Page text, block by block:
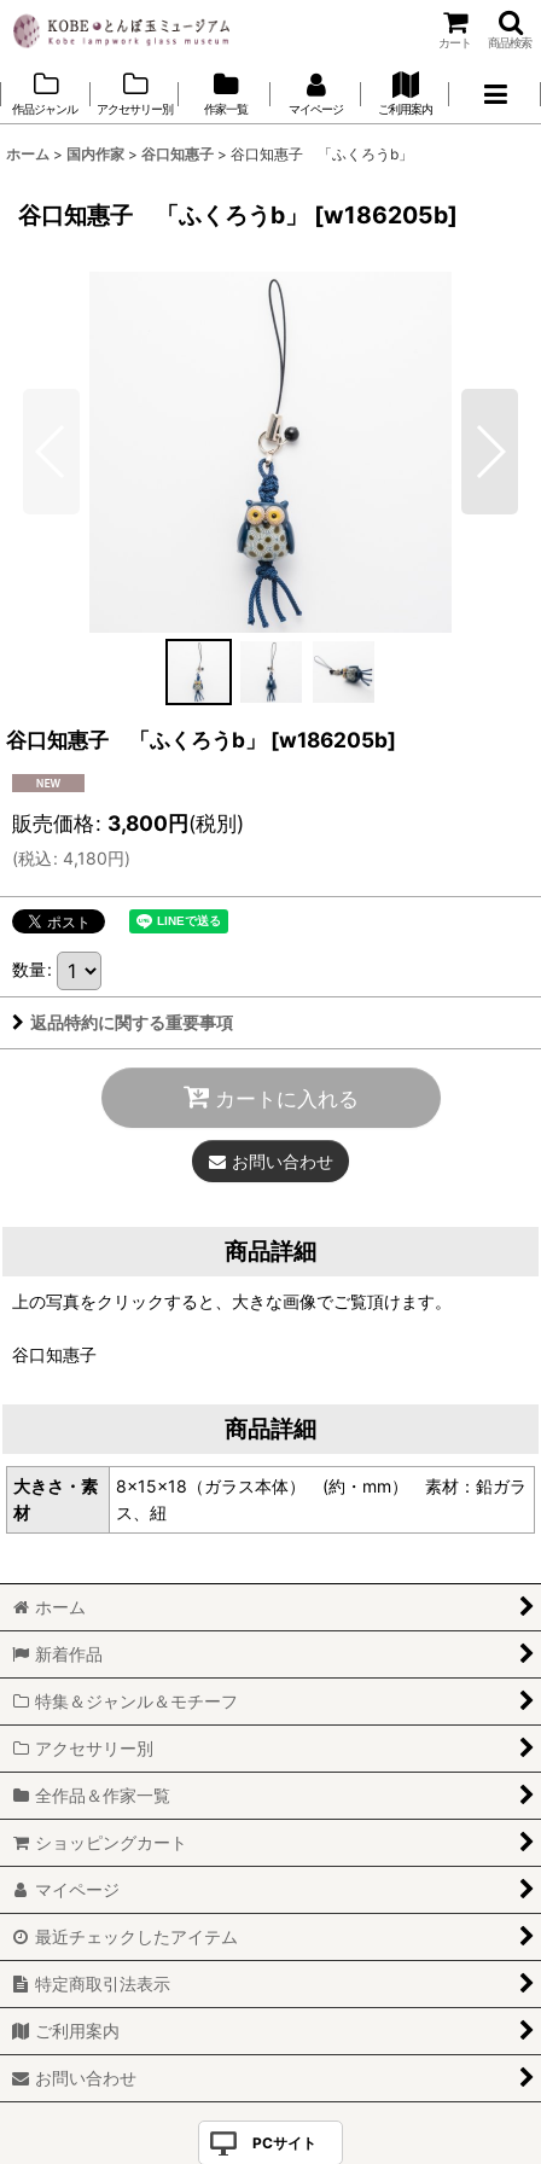
カート 商品検索
作品ジャンル アクセサリー別 作家一覧 マイページ ご利用案内
ホーム > 国内作家 > 谷口知惠子 > 谷口知惠子 「ふくろうb」
谷口知惠子 「ふくろうb」 [w186205b]
谷口知惠子 「ふくろうb」 [w186205b]
販売価格: 3,800円(税別)
(税込: 4,180円)
数量:
返品特約に関する重要事項
カートに入れる
お問い合わせ
商品詳細
上の写真をクリックすると、大きな画像でご覧頂けます。
谷口知惠子
商品詳細
大きさ・素
材
8×15×18（ガラス本体） (約・mm） 素材：鉛ガラ
ス、紐
ホーム
新着作品
特集＆ジャンル＆モチーフ
アクセサリー別
全作品＆作家一覧
ショッピングカート
マイページ
最近チェックしたアイテム
特定商取引法表示
ご利用案内
お問い合わせ
PCサイト